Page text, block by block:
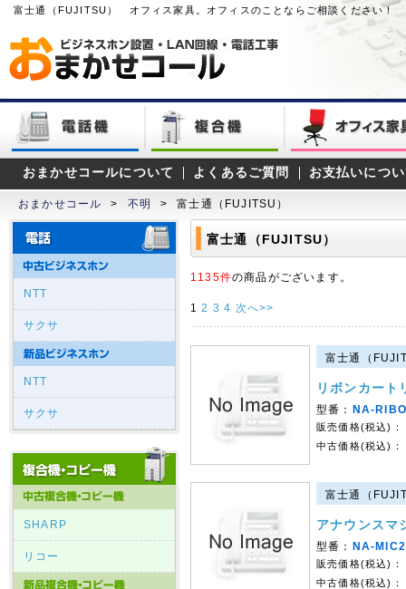
富士通（FUJITSU） オフィス家具。オフィスのことならご相談ください！
おまかせコールについて よくあるご質問 お支払いにつ
おまかせコール > 不明 > 富士通（FUJITSU）
NTT
サクサ
NTT
サクサ
SHARP
リコー
富士通（FUJITSU）
1135件の商品がございます。
1 2 3 4 次へ>>
富士通（
リボンカート
型番： NA-
販売価格(税込)：
中古価格(税込)：
富士通（
アナウンスマ
型番： NA-
販売価格(税込)：
中古価格(税込)：